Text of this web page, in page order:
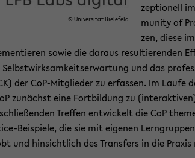
© Uni­ver­si­tät Bie­le­feld
zep­tio­nell
mu­ni­ty of
zen, diese
sowie die dar­aus re­sul­tie­ren­den
und das
der CoP-​Mitglieder zu er­fas­sen. Im Laufe
zu­nächst eine Fort­bil­dung zu
Tref­fen ent­wi­ckelt die CoP
Beispiele, die sie mit ei­ge­nen
und hin­sicht­lich des Trans­fers in die